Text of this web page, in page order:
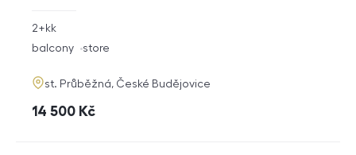
rozměry
disposition
2+kk
funkce
balcony store
adresa
st. Průběžná, České Budějovice
cena
14 500 Kč